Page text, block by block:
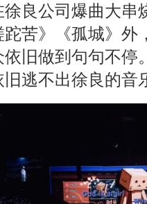
良公司爆曲大串
苦》《孤城》外
旧做到句句不停
逃不出徐良的音